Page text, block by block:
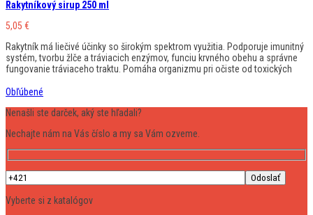
Rakytníkový sirup 250 ml
5,05 €
Rakytník má liečivé účinky so širokým spektrom využitia. Podporuje imunitný
systém, tvorbu žlče a tráviacich enzýmov, funciu krvného obehu a správne
fungovanie tráviaceho traktu. Pomáha organizmu pri očiste od toxických
Obľúbené
Nenašli ste darček, aký ste hľadali?
Nechajte nám na Vás číslo a my sa Vám ozveme.
Vyberte si z katalógov